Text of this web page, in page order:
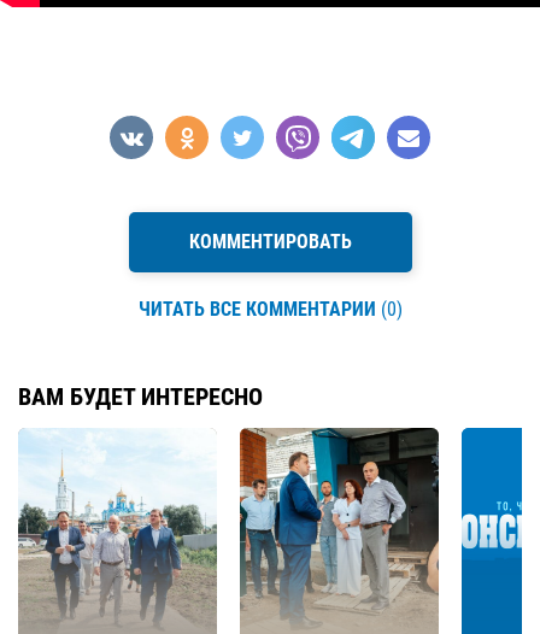
КОММЕНТИРОВАТЬ
ЧИТАТЬ ВСЕ КОММЕНТАРИИ (0)
ВАМ БУДЕТ ИНТЕРЕСНО